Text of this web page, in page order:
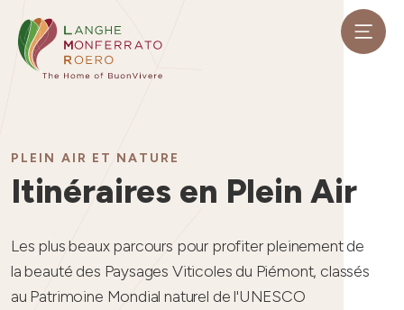
PLEIN AIR ET NATURE
Itinéraires en Plein Air
Les plus beaux parcours pour profiter pleinement de
la beauté des Paysages Viticoles du Piémont, classés
au Patrimoine Mondial naturel de l'UNESCO